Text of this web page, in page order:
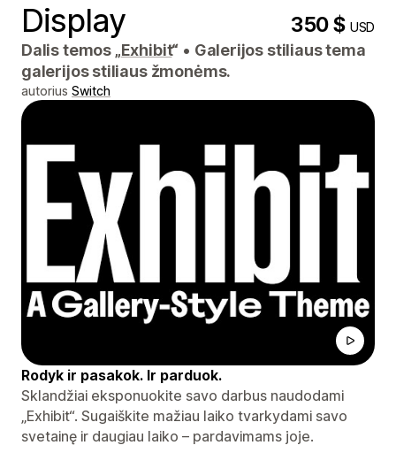
Display 350 $USD
Dalis temos „Exhibit“ • Galerijos stiliaus tema
galerijos stiliaus žmonėms.
autorius Switch
Rodyk ir pasakok. Ir parduok.
Sklandžiai eksponuokite savo darbus naudodami
„Exhibit“. Sugaiškite mažiau laiko tvarkydami savo
svetainę ir daugiau laiko – pardavimams joje.